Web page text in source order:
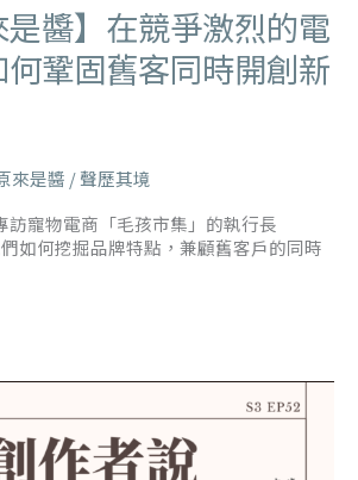
是醬】在競爭激烈的電
鞏固舊客同時開創新
來是醬 /聲歷其境
訪寵物電商「毛孩市集」的執行長
如何挖掘品牌特點，兼顧舊客戶的同時